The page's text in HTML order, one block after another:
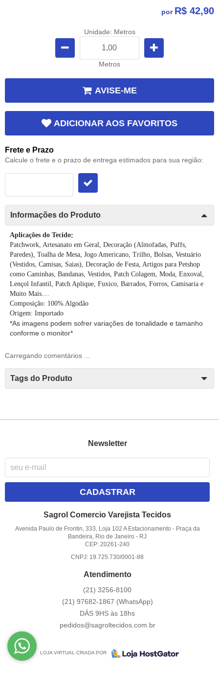
por R$ 42,90
Unidade: Metros
Metros
AVISE-ME
ADICIONAR AOS FAVORITOS
Frete e Prazo
Calcule o frete e o prazo de entrega estimados para sua região:
Informações do Produto
Aplicações do Tecido:
Patchwork, Artesanato em Geral, Decoração (Almofadas, Puffs,
Paredes), Toalha de Mesa, Jogo Americano, Trilho, Bolsas, Vestuário
(Vestidos, Camisas, Saias), Decoração de Festa, Artigos para Petshop
como Caminhas, Bandanas, Vestidos, Patch Colagem, Moda, Enxoval,
Lençol Infantil, Patch Aplique, Fuxico, Barrados, Forros, Camisaria e
Muito Mais....
Composição: 100% Algodão
Origem: Importado
*As imagens podem sofrer variações de tonalidade e tamanho
conforme o monitor*
Carregando comentários ...
Tags do Produto
Newsletter
CADASTRAR
Sagrol Comercio Varejista Tecidos
Avenida Paulo de Frontin, 333, Loja 102 A Estacionamento - Praça da
Bandeira, Rio de Janeiro - RJ
CEP: 20261-240
CNPJ: 19.725.730/0001-88
Atendimento
(21) 3256-8100
(21) 97682-1867 (WhatsApp)
DÁS 9HS às 18hs
pedidos@sagroltecidos.com.br
LOJA VIRTUAL CRIADA POR